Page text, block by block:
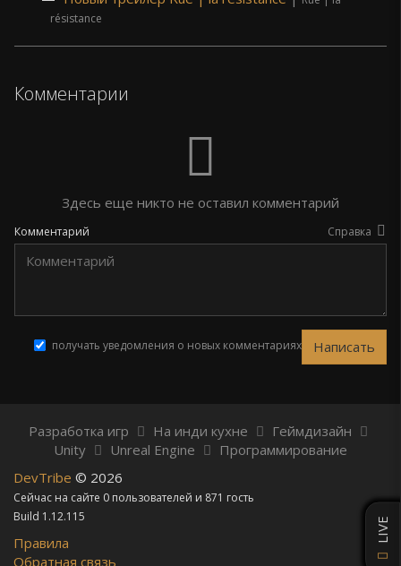
LIVE
résistance
Комментарии
Здесь еще никто не оставил комментарий
Комментарий Справка
получать уведомления о новых комментариях
Разработка игр На инди кухне
Геймдизайн
Unity
Unreal Engine
Программирование
DevTribe © 2026
Сейчас на сайте 0 пользователей и 871 гость
Build 1.12.115
Правила
Обратная связь